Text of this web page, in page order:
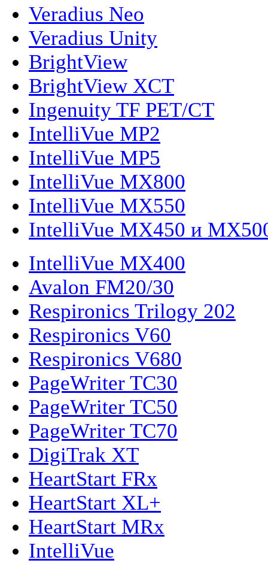
Veradius Neo
Veradius Unity
BrightView
BrightView XCT
Ingenuity TF PET/CT
IntelliVue MP2
IntelliVue MP5
IntelliVue MX800
IntelliVue MX550
IntelliVue MX450 и
IntelliVue MX400
Avalon FM20/30
Respironics Trilogy 202
Respironics V60
Respironics V680
PageWriter TC30
PageWriter TC50
PageWriter TC70
DigiTrak XT
HeartStart FRx
HeartStart XL+
HeartStart MRx
IntelliVue